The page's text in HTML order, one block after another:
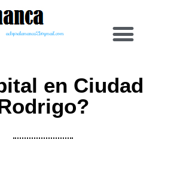
adspsalamanca21@gmail.com
en Ciudad